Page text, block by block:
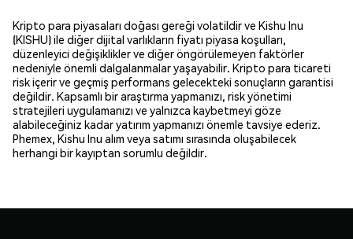
Kripto para piyasaları doğası gereği volatildir ve Kishu Inu
(KISHU) ile diğer dijital varlıkların fiyatı piyasa koşulları,
düzenleyici değişiklikler ve diğer öngörülemeyen faktörler
nedeniyle önemli dalgalanmalar yaşayabilir. Kripto para ticareti
risk içerir ve geçmiş performans gelecekteki sonuçların garantisi
değildir. Kapsamlı bir araştırma yapmanızı, risk yönetimi
stratejileri uygulamanızı ve yalnızca kaybetmeyi göze
alabileceğiniz kadar yatırım yapmanızı önemle tavsiye ederiz.
Phemex, Kishu Inu alım veya satımı sırasında oluşabilecek
herhangi bir kayıptan sorumlu değildir.